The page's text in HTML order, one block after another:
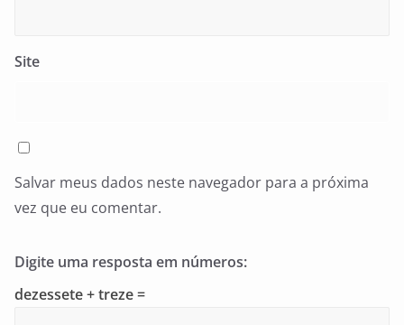
Site
Salvar meus dados neste navegador para a próxima
vez que eu comentar.
Digite uma resposta em números:
dezessete + treze =